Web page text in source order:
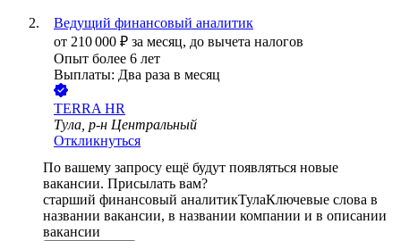
Ведущий финансовый аналитик
от 210 000 ₽ за месяц, до вычета налогов
Опыт более 6 лет
Выплаты: Два раза в месяц
TERRA HR
Тула, р-н Центральный
Откликнуться
По вашему запросу ещё будут появляться новые
вакансии. Присылать вам?
старший финансовый аналитикТулаКлючевые слова в
названии вакансии, в названии компании и в описании
вакансии